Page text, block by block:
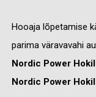
Hooaja lõpetamise
parima väravavahi
Nordic Power
Nordic Power